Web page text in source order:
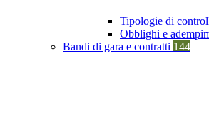
Tipologie di
Obblighi e
Bandi di gara e contratti 144